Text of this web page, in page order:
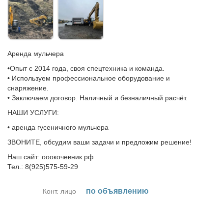
Аренда мульчера
•Опыт с 2014 года, своя спецтехника и команда.
• Используем профессиональное оборудование и
снаряжение.
• Заключаем договор. Наличный и безналичный расчёт.
НАШИ УСЛУГИ:
• аренда гусеничного мульчера
ЗВОНИТЕ, обсудим ваши задачи и предложим решение!
Наш сайт: ооокочевник.рф
Тел.: 8(925)575-59-29
Конт. лицо по объ­яв­ле­нию